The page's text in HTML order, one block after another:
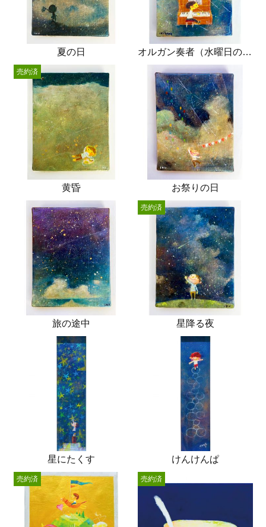
夏の日 オルガン奏者（水曜日の放課後）
黄昏
売約済
お祭りの日
旅の途中 星降る夜
売約済
星にたくす けんけんぱ
売約済 売約済